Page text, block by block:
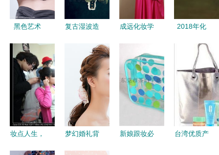
黑色艺术
型中的永恒
魅力
复古湿波造
容中的影视
美学与复古
魅力
成远化妆学
心技能培训
之光
2018年化
些，收入会
涨两倍——
追求优质化
妆造型的策
妆点人生，
梦幻婚礼背
新娘跟妆必
台湾优质产